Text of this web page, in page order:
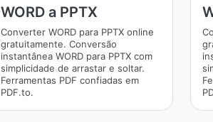
WORD a PPTX
Converter WORD para PPTX online
gratuitamente. Conversão
instantânea WORD para PPTX com
simplicidade de arrastar e soltar.
Ferramentas PDF confiadas em
PDF.to.